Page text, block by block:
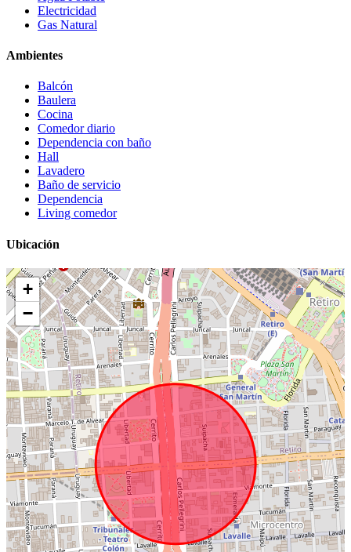
Electricidad
Gas Natural
Ambientes
Balcón
Baulera
Cocina
Comedor diario
Dependencia con baño
Hall
Lavadero
Baño de servicio
Dependencia
Living comedor
Ubicación
+
−